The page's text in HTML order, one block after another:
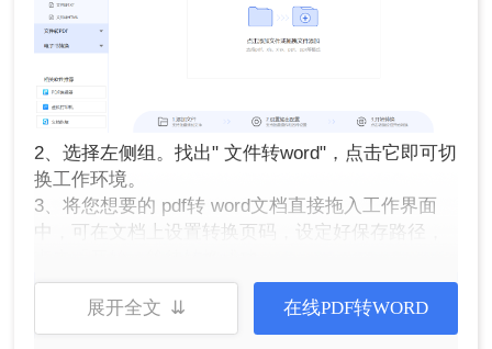
2、选择左侧组。找出" 文件转word"，点击它即可切
换工作环境。
3、将您想要的 pdf转 word文档直接拖入工作界面
中，可在文档上设置转换页码，设定好保存路径，
展开全文 ⇊ 在线PDF转WORD